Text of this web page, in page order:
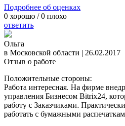
Подробнее об оценках
0 хорошо /0 плохо
ответить
Ольга
в Московской области | 26.02.2017
Отзыв о работе
Положительные стороны:
Работа интересная. На фирме
управления Бизнесом Bitrix24,
работу с Заказчиками.
работать с бумажными